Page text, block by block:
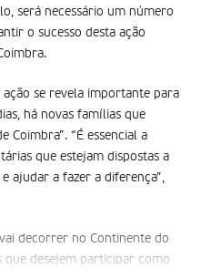
será necessário um número
o sucesso desta ação
se revela importante para
há novas famílias que
Coimbra”. “É essencial a
que estejam dispostas a
ajudar a fazer a diferença”,
decorrer no Continente do
que desejem participar como